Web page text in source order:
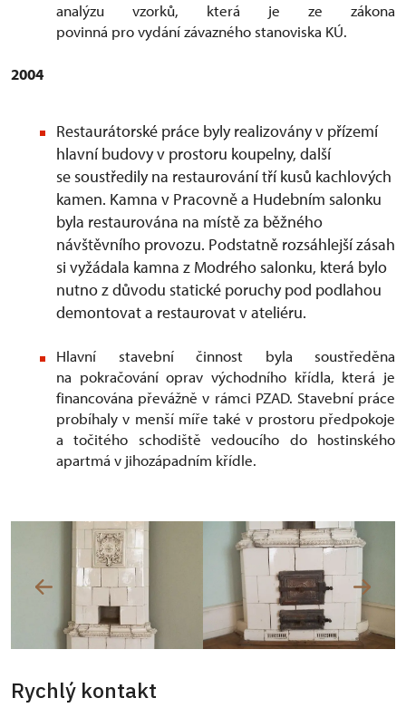
analýzu vzorků, která je ze zákona
povinná pro vydání závazného stanoviska KÚ.
2004
Restaurátorské práce byly realizovány v přízemí
hlavní budovy v prostoru koupelny, další
se soustředily na restaurování tří kusů kachlových
kamen. Kamna v Pracovně a Hudebním salonku
byla restaurována na místě za běžného
návštěvního provozu. Podstatně rozsáhlejší zásah
si vyžádala kamna z Modrého salonku, která bylo
nutno z důvodu statické poruchy pod podlahou
demontovat a restaurovat v ateliéru.
Hlavní stavební činnost byla soustředěna
na pokračování oprav východního křídla, která je
financována převážně v rámci PZAD. Stavební práce
probíhaly v menší míře také v prostoru předpokoje
a točitého schodiště vedoucího do hostinského
apartmá v jihozápadním křídle.
Rychlý kontakt